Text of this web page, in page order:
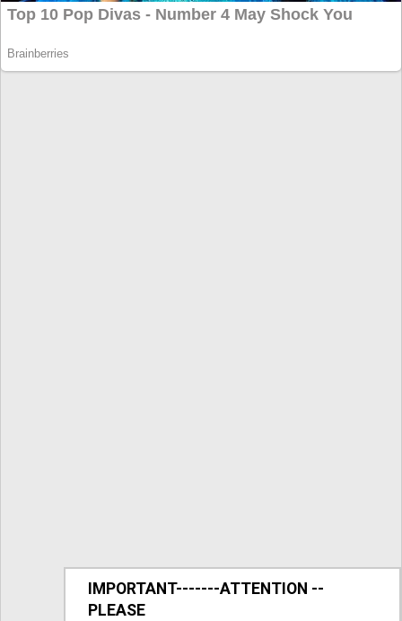
IMPORTANT-------ATTENTION --
PLEASE